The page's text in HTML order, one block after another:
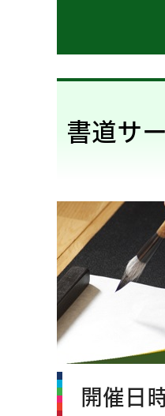
書道サ
開催日